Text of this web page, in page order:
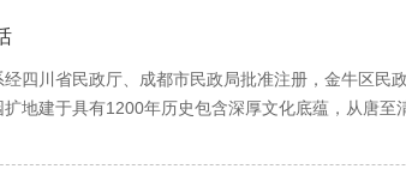
，依山而上，浑然一体。龟鹤池中数千锦鲤竞相
川省民政厅、成都市民政局批准注册，金牛区民
地建于具有1200年历史包含深厚文化底蕴，从唐